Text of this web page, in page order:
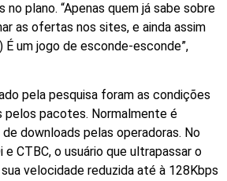
plano. “Apenas quem já sabe sobre
as ofertas nos sites, e ainda assim
um jogo de esconde-esconde”,
pela pesquisa foram as condições
pacotes. Normalmente é
downloads pelas operadoras. No
e CTBC, o usuário que ultrapassar o
velocidade reduzida até à 128Kbps